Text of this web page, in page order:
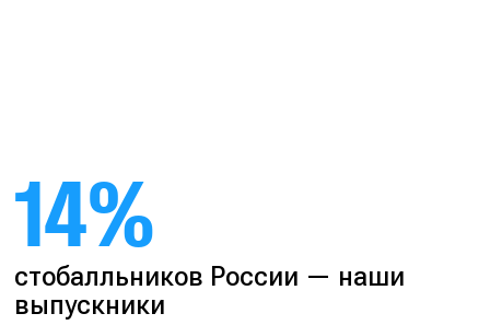
14%
стобалльников России — наши
выпускники